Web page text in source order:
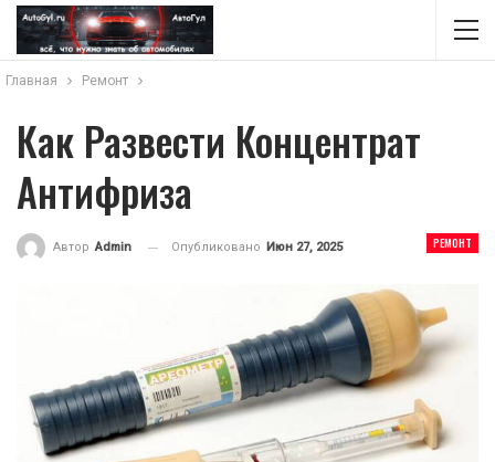
Главная Ремонт
Как Развести Концентрат
Антифриза
РЕМОНТ
Автор Admin Опубликовано Июн 27, 2025